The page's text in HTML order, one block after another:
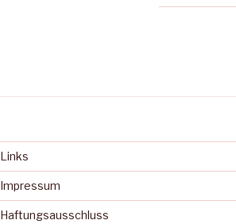
Links
Impressum
Haftungsausschluss